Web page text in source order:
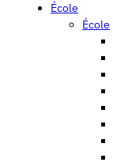
École
École